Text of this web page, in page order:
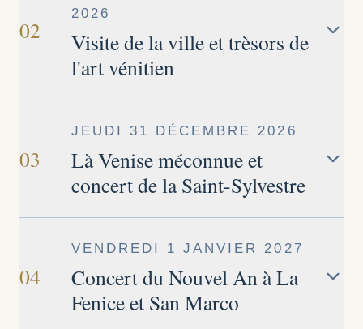
02
2026
Visite de la ville et trèsors de
l'art vénitien
haute du Grand Canal pres du pont des
Scalzi. Nous visitons ensuite la
monumentale Scuola Grande San Giovanni
somptueuses et son importante collection
d'art. Nous poursuivons avec la basilique
Santa Maria dei Frari et ses œuvres de
03
JEUDI 31 DÉCEMBRE 2026
Là Venise méconnue et
concert de la Saint-Sylvestre
méconnue avec ses places cachées et ses
somptueux palais, la vraie Venise des
Vénitiens. Nous visitons ensuite les célèbres
04
VENDREDI 1 JANVIER 2027
Concert du Nouvel An à La
Fenice et San Marco